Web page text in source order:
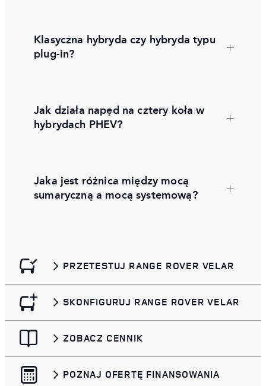
Klasyczna hybryda czy hybryda typu
plug-in?
Jak działa napęd na cztery koła w
hybrydach PHEV?
Jaka jest różnica między mocą
sumaryczną a mocą systemową?
PRZETESTUJ RANGE ROVER VELAR
SKONFIGURUJ RANGE ROVER VELAR
ZOBACZ CENNIK
POZNAJ OFERTĘ FINANSOWANIA